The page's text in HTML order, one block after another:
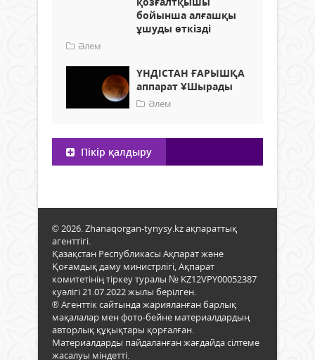
бойынша алғашқы
ұшуды өткізді
Әлем
ҮНДІСТАН ҒАРЫШҚА
аппарат ҰШырады
Әлем
Пікір қалдыру
© 2026. Zhanaqorgan-tynysy.kz ақпараттық
агенттігі.
Қазақстан Республикасы Ақпарат және
Қоғамдық даму министрлігі, Ақпарат
комитетінің тіркеу туралы № KZ12VPY00052387
куәлігі 21.07.2022 жылы берілген.
® Агенттік сайтында жарияланған барлық
мақалалар мен фото-бейне материалдардың
авторлық құқықтары қорғалған.
Материалдарды пайдаланған жағдайда сілтеме
жасалуы міндетті.